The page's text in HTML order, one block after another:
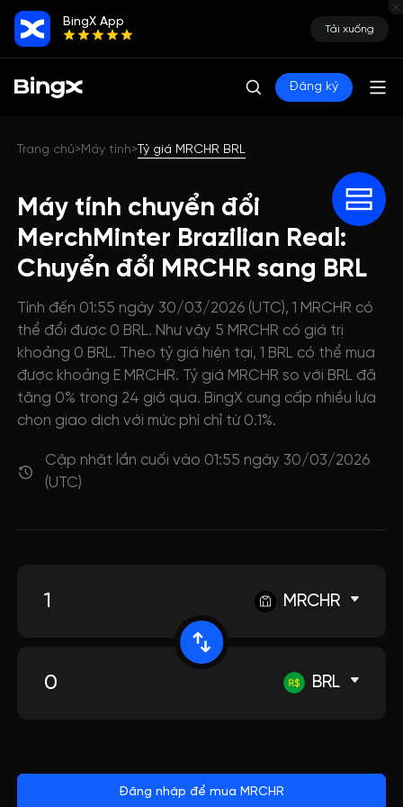
BingX App
Tải xuống
Đăng ký
Trang chủ>Máy tính>Tỷ giá MRCHR BRL
Máy tính chuyển đổi
MerchMinter Brazilian Real:
Chuyển đổi MRCHR sang BRL
Tính đến 01:55 ngày 30/03/2026 (UTC), 1 MRCHR có
thể đổi được 0 BRL. Như vậy 5 MRCHR có giá trị
khoảng 0 BRL. Theo tỷ giá hiện tại, 1 BRL có thể mua
được khoảng E MRCHR. Tỷ giá MRCHR so với BRL đã
tăng 0% trong 24 giờ qua. BingX cung cấp nhiều lựa
chọn giao dịch với mức phí chỉ từ 0.1%.
Cập nhật lần cuối vào 01:55 ngày 30/03/2026
(UTC)
MRCHR
BRL
Đăng nhập để mua MRCHR